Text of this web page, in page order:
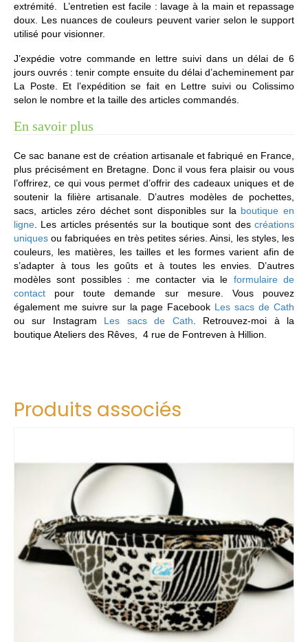
extrémité. L’entretien est facile : lavage à la main et repassage
doux. Les nuances de couleurs peuvent varier selon le support
utilisé pour visionner.
J’expédie votre commande en lettre suivi dans un délai de 6
jours ouvrés : tenir compte ensuite du délai d’acheminement par
La Poste. Et l’expédition se fait en Lettre suivi ou Colissimo
selon le nombre et la taille des articles commandés.
En savoir plus
Ce sac banane est de création artisanale et fabriqué en France,
plus précisément en Bretagne. Donc il vous fera plaisir ou vous
l’offrirez, ce qui vous permet d’offrir des cadeaux uniques et de
soutenir la filière artisanale. D’autres modèles de pochettes,
sacs, articles zéro déchet sont disponibles sur la boutique en
ligne . Les articles présentés sur la boutique sont des créations
uniques ou fabriquées en très petites séries. Ainsi, les styles, les
couleurs, les matières, les tailles et les formes varient afin de
s’adapter à tous les goûts et à toutes les envies. D’autres
modèles sont possibles : me contacter via le formulaire de
contact pour toute demande sur mesure. Vous pouvez
également me suivre sur la page Facebook Les sacs de Cath
ou sur Instagram Les sacs de Cath . Retrouvez-moi à la
boutique Ateliers des Rêves, 4 rue de Fontreven à Hillion.
Produits associés